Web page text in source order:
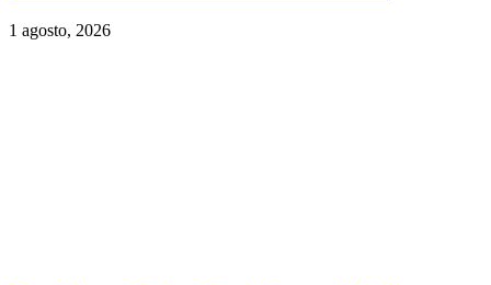
1 agosto, 2026